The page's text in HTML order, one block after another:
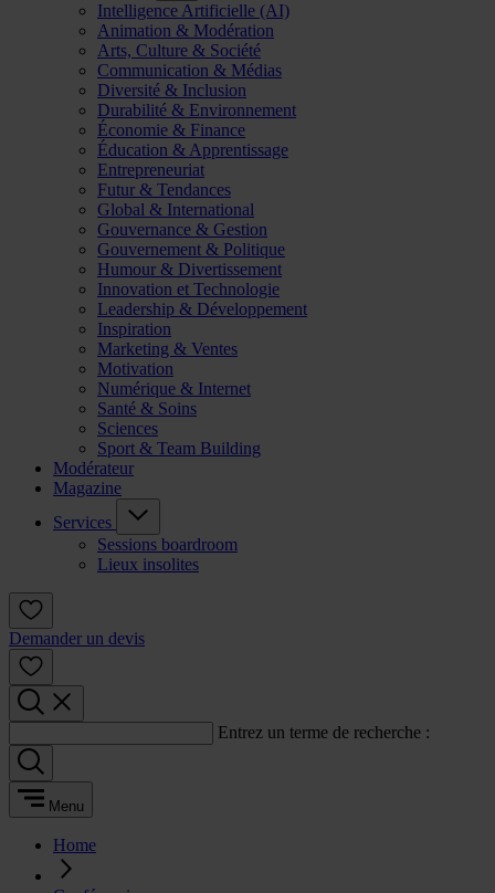
Intelligence Artificielle (AI)
Animation & Modération
Arts, Culture & Société
Communication & Médias
Diversité & Inclusion
Durabilité & Environnement
Économie & Finance
Éducation & Apprentissage
Entrepreneuriat
Futur & Tendances
Global & International
Gouvernance & Gestion
Gouvernement & Politique
Humour & Divertissement
Innovation et Technologie
Leadership & Développement
Inspiration
Marketing & Ventes
Motivation
Numérique & Internet
Santé & Soins
Sciences
Sport & Team Building
Modérateur
Magazine
Services
Sessions boardroom
Lieux insolites
Demander un devis
Entrez un terme de recherche :
Menu
Home